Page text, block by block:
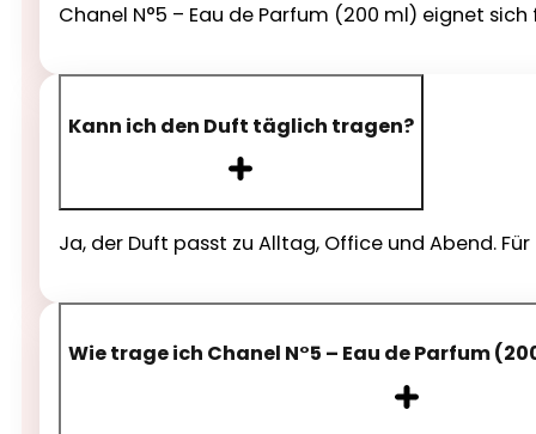
Chanel N°5 – Eau de Parfum (200 ml) eignet
Kann ich den Duft täglich tragen?
Ja, der Duft passt zu Alltag, Office und Abend.
Wie trage ich Chanel N°5 – Eau de Parfum